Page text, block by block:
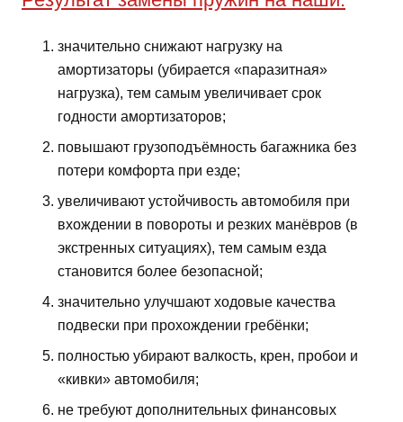
значительно снижают нагрузку на
амортизаторы (убирается «паразитная»
нагрузка), тем самым увеличивает срок
годности амортизаторов;
повышают грузоподъёмность багажника без
потери комфорта при езде;
увеличивают устойчивость автомобиля при
вхождении в повороты и резких манёвров (в
экстренных ситуациях), тем самым езда
становится более безопасной;
значительно улучшают ходовые качества
подвески при прохождении гребёнки;
полностью убирают валкость, крен, пробои и
«кивки» автомобиля;
не требуют дополнительных финансовых